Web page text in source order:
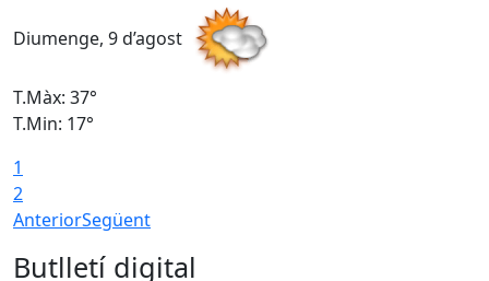
Diumenge, 9 d’agost
T.Màx: 37°
T.Min: 17°
1
2
AnteriorSegüent
Butlletí digital